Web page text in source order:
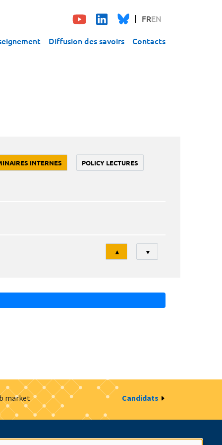
FREN
Diffusion des savoirs Contacts
INTERNES POLICY LECTURES
Tri
▲ ▼
market Candidats
des cookies Intranet